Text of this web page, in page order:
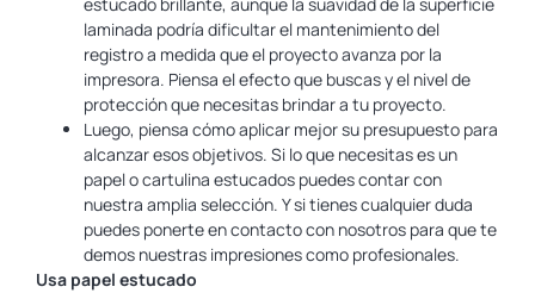
estucado brillante, aunque la suavidad de la superficie
laminada podría dificultar el mantenimiento del
registro a medida que el proyecto avanza por la
impresora. Piensa el efecto que buscas y el nivel de
protección que necesitas brindar a tu proyecto.
Luego, piensa cómo aplicar mejor su presupuesto para
alcanzar esos objetivos. Si lo que necesitas es un
papel o cartulina estucados puedes contar con
nuestra amplia selección. Y si tienes cualquier duda
puedes ponerte en contacto con nosotros para que te
demos nuestras impresiones como profesionales.
Usa papel estucado